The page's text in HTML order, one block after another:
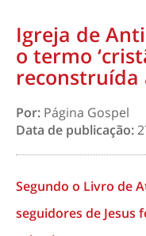
Igreja de
o termo
Por: Página Gospel
Data de publicação:
Segundo o Livro de
seguidores de Jesus